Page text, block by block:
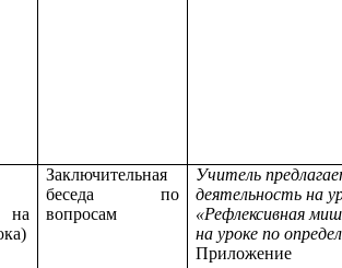
на
Заключительная
беседа по
вопросам
Учитель
деятельность на
«Рефлексивная
на уроке по
Приложение